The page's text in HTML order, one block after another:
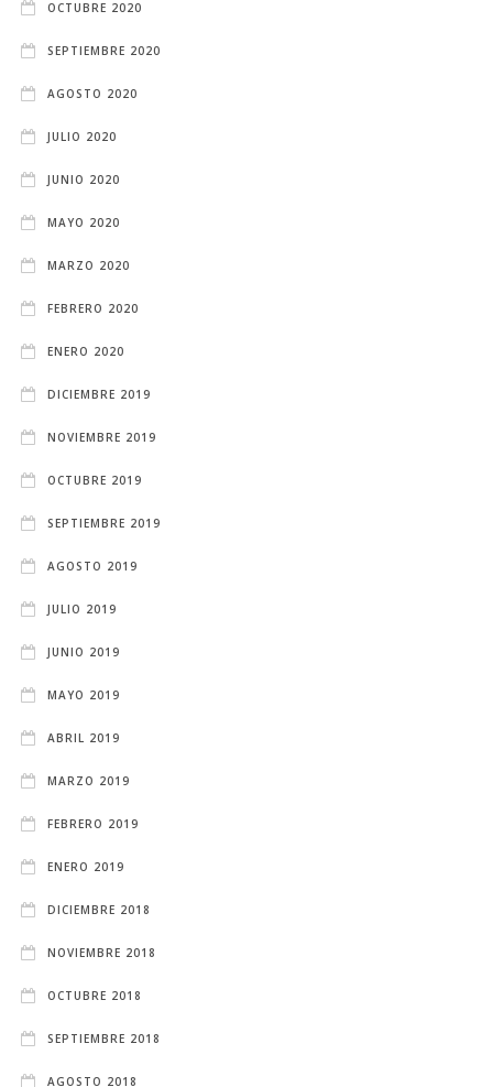
OCTUBRE 2020
SEPTIEMBRE 2020
AGOSTO 2020
JULIO 2020
JUNIO 2020
MAYO 2020
MARZO 2020
FEBRERO 2020
ENERO 2020
DICIEMBRE 2019
NOVIEMBRE 2019
OCTUBRE 2019
SEPTIEMBRE 2019
AGOSTO 2019
JULIO 2019
JUNIO 2019
MAYO 2019
ABRIL 2019
MARZO 2019
FEBRERO 2019
ENERO 2019
DICIEMBRE 2018
NOVIEMBRE 2018
OCTUBRE 2018
SEPTIEMBRE 2018
AGOSTO 2018